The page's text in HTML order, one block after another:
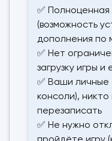
✅ Полноценная
(возможность
дополнения по
✅ Нет
загрузку игры
✅ Ваши личные
консоли),
перезаписать
✅ Не нужно